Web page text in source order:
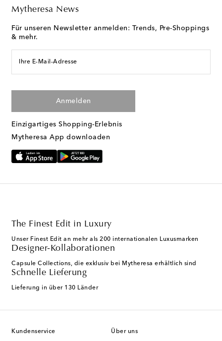
Mytheresa News
Für unseren Newsletter anmelden: Trends, Pre-Shoppings
& mehr.
Ihre E-Mail-Adresse
Anmelden
Einzigartiges Shopping-Erlebnis
Mytheresa App downloaden
The Finest Edit in Luxury
Unser Finest Edit an mehr als 200 internationalen Luxusmarken
Designer-Kollaborationen
Capsule Collections, die exklusiv bei Mytheresa erhältlich sind
Schnelle Lieferung
Lieferung in über 130 Länder
Kundenservice Über uns